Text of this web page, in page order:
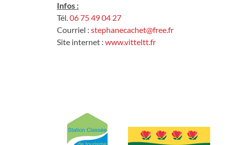
Infos :
Tél.06 75 49 04 27
Courriel : stephanecachet@free.fr
Site internet : www.vitteltt.fr